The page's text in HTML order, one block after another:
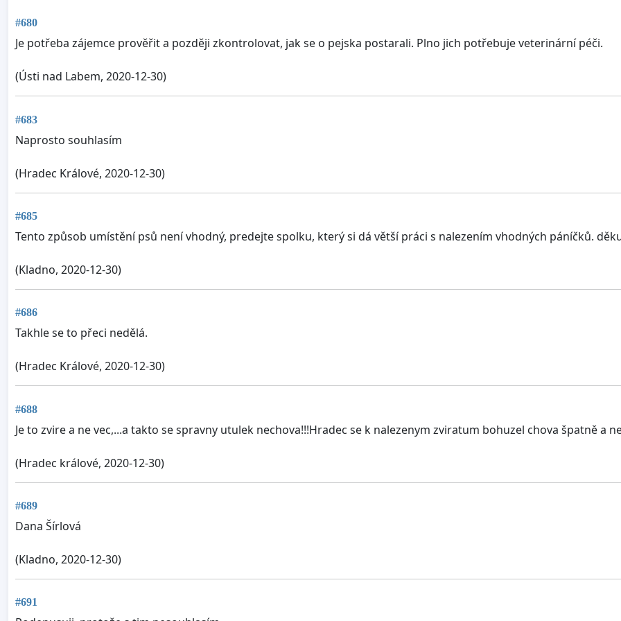
#680
Je potřeba zájemce prověřit a později zkontrolovat, jak se o pejska postarali. Plno jich potřebuje veterinární péči.
(Ústi nad Labem, 2020-12-30)
#683
Naprosto souhlasím
(Hradec Králové, 2020-12-30)
#685
Tento způsob umístění psů není vhodný, predejte spolku, který si dá větší práci s nalezením vhodných páníčků.
(Kladno, 2020-12-30)
#686
Takhle se to přeci nedělá.
(Hradec Králové, 2020-12-30)
#688
Je to zvire a ne vec,...a takto se spravny utulek nechova!!!Hradec se k nalezenym zviratum bohuzel chova špatně a
(Hradec králové, 2020-12-30)
#689
Dana Šírlová
(Kladno, 2020-12-30)
#691